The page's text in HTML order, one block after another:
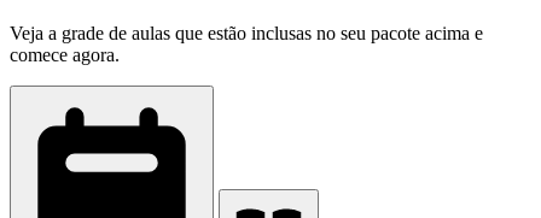
Veja a grade de aulas que estão inclusas no seu pacote acima e
comece agora.